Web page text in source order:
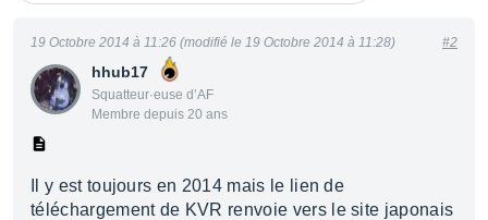
hhub17
Squatteur·euse d’AF
Membre depuis 20 ans
19 Octobre 2014 à 11:26 (modifié le 19 Octobre 2014 à 11:28) #2
Il y est toujours en 2014 mais le lien de
téléchargement de KVR renvoie vers le site japonais